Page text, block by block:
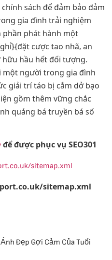
sách để đảm bảo đảm
gia đình trải nghiệm
phần phát hành một
cược tao nhã, an
hầu hết đối tượng.
một người trong gia đình
giải trí táo bị cắm dở bạo
gồm thêm vững chắc
quảng bá truyền bá số
để được phục vụ SEO301
sitemap.xml
sitemap.xml
Đẹp Gợi Cảm Của Tuổi